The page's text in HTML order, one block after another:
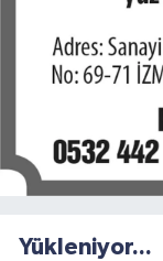
Yükleniyor...